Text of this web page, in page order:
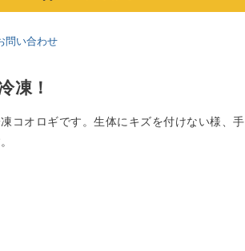
問い合わせ
凍！
コオロギです。生体にキズを付けない様、手